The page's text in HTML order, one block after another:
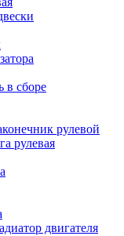
в сборе
рулевой
рулевая
двигателя